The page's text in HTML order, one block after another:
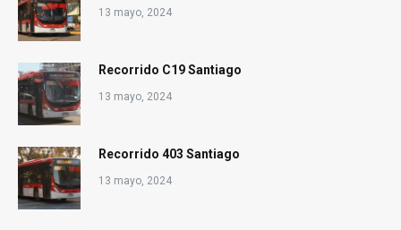
13 mayo, 2024
Recorrido C19 Santiago
13 mayo, 2024
Recorrido 403 Santiago
13 mayo, 2024